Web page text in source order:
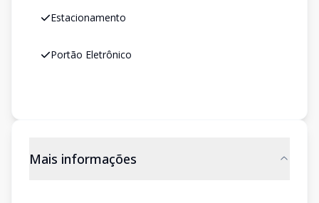
Estacionamento
Portão Eletrônico
Mais informações